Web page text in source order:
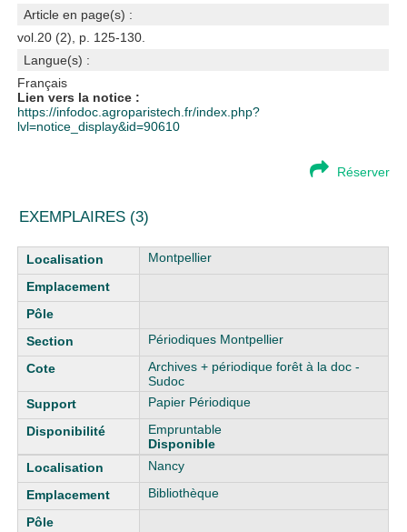
Article en page(s) :
vol.20 (2), p. 125-130.
Langue(s) :
Français
Lien vers la notice :
https://infodoc.agroparistech.fr/index.php?
lvl=notice_display&id=90610
Réserver
EXEMPLAIRES (3)
Liste des exemplaires Montpellier
Périodiques Montpellier
Archives + périodique forêt à la doc -
Sudoc
Papier Périodique
Empruntable
Disponible
Nancy
Bibliothèque